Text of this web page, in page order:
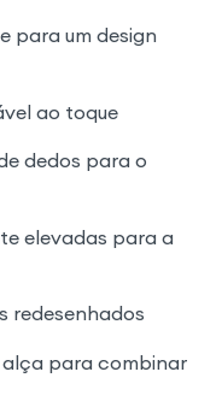
para um design
ao toque
dedos para o
elevadas para a
redesenhados
alça para combinar